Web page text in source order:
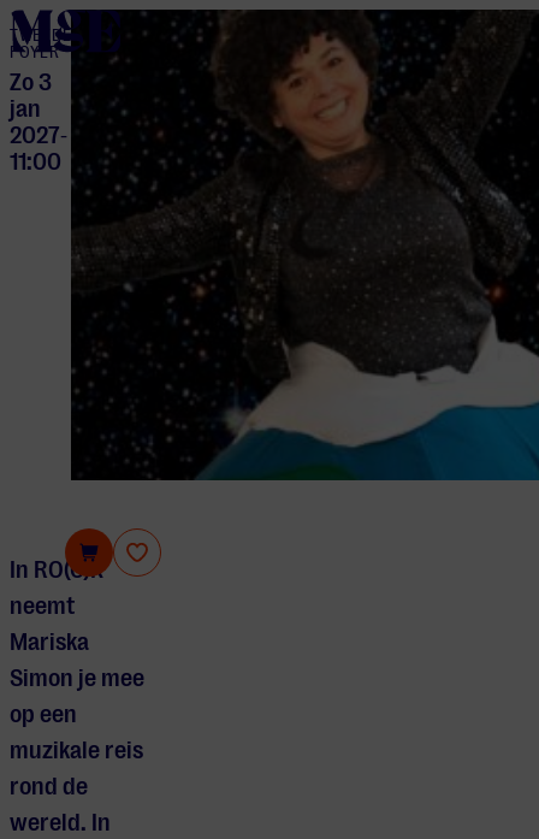
home
TWEEDE
FOYER
Zo 3
jan
2027-
11:00
In RO(C)K
neemt
Mariska
Simon je mee
op een
muzikale reis
rond de
wereld. In